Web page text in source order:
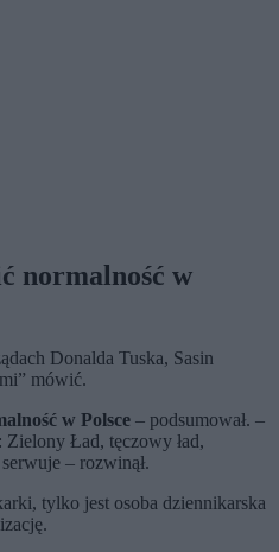
normalność w
Donalda Tuska, Sasin
mówić.
w Polsce – podsumował. –
: Zielony Ład, tęczowy ład,
– rozwinął.
tylko jest osoba dziennikarska